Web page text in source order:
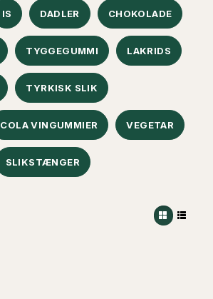
IS DADLER CHOKOLADE
TYGGEGUMMI LAKRIDS
TYRKISK SLIK
COLA VINGUMMIER VEGETAR
SLIKSTÆNGER